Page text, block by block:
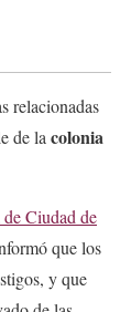
relacionadas
de la colonia
Ciudad de
que los
y que